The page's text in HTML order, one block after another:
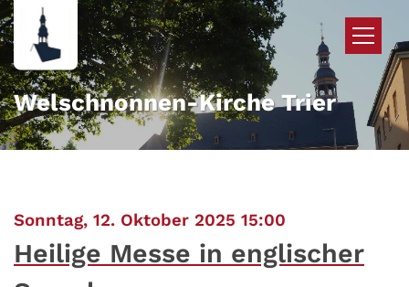
Zum Inhalt springen
Welschnonnen-Kirche Trier
Sonntag, 12. Oktober 2025 15:00
Heilige Messe in englischer